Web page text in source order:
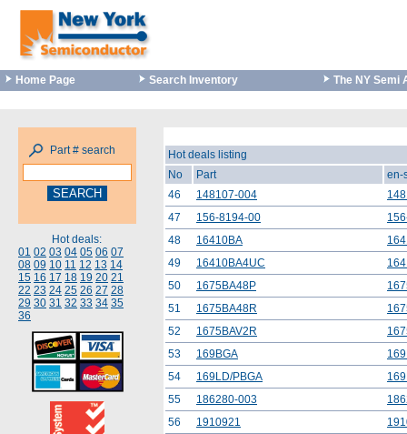
Home Page Search Inventory The NY Semi
Part # search
Hot deals:
01 02 03 04 05 06 07
08 09 10 11 12 13 14
15 16 17 18 19 20 21
22 23 24 25 26 27 28
29 30 31 32 33 34 35
36
Hot deals listing
No
Part
en-
46
148107-004
47
156-8194-00
48
16410BA
49
16410BA4UC
50
1675BA48P
51
1675BA48R
52
1675BAV2R
53
169BGA
54
169LD/PBGA
55
186280-003
56
1910921